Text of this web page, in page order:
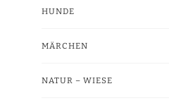
HUNDE
MÄRCHEN
NATUR – WIESE